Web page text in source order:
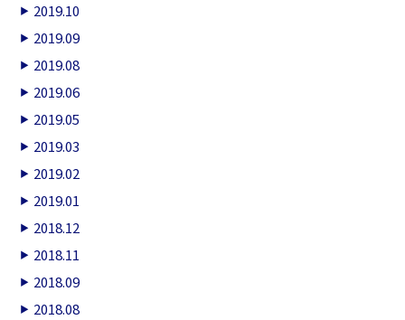
2019.10
2019.09
2019.08
2019.06
2019.05
2019.03
2019.02
2019.01
2018.12
2018.11
2018.09
2018.08